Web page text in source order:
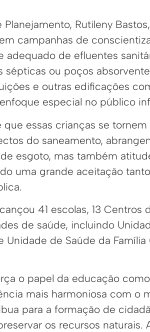
Planejamento, Rutileny
campanhas de
adequado de efluentes
sépticas ou poços
e outras edificações
especial no público
que essas crianças se
do saneamento,
esgoto, mas também
uma grande aceitação
41 escolas, 13
de saúde, incluindo
Unidade de Saúde da
o papel da educação
mais harmoniosa com o
para a formação de
os recursos naturais.